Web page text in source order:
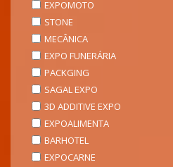
EXPOMOTO
STONE
MECÂNICA
EXPO FUNERÁRIA
PACKGING
SAGAL EXPO
3D ADDITIVE EXPO
EXPOALIMENTA
BARHOTEL
EXPOCARNE